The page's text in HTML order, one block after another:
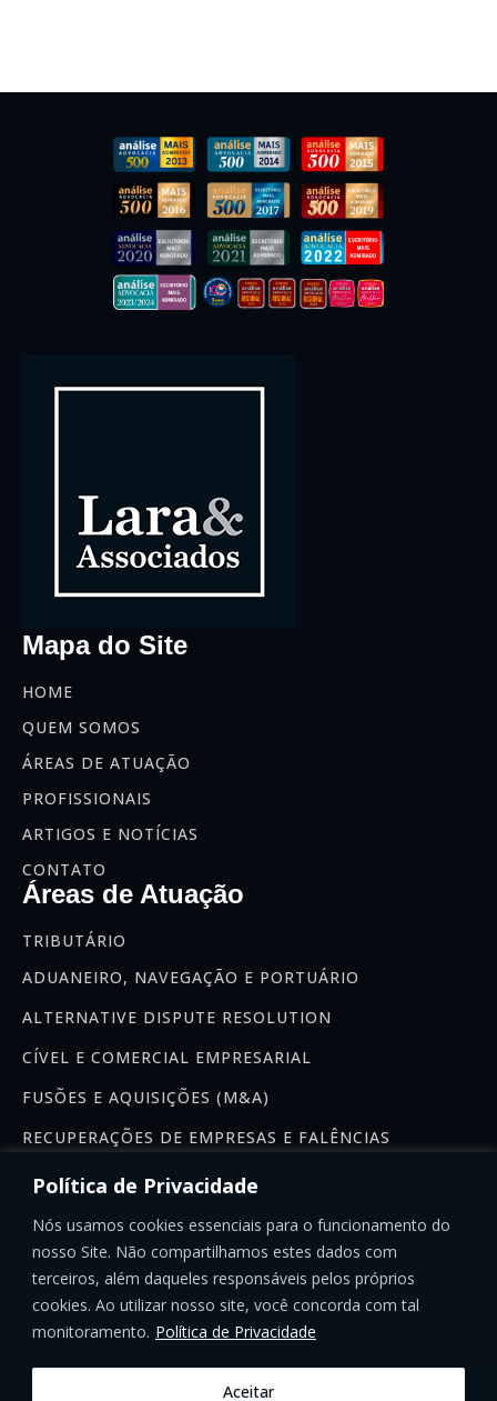
Política de Privacidade
Nós usamos cookies essenciais para o funcionamento do
nosso Site. Não compartilhamos estes dados com
terceiros, além daqueles responsáveis pelos próprios
cookies. Ao utilizar nosso site, você concorda com tal
monitoramento. Política de Privacidade
Aceitar
Mapa do Site
HOME
QUEM SOMOS
ÁREAS DE ATUAÇÃO
PROFISSIONAIS
ARTIGOS E NOTÍCIAS
CONTATO
Áreas de Atuação
TRIBUTÁRIO
ADUANEIRO, NAVEGAÇÃO E PORTUÁRIO
ALTERNATIVE DISPUTE RESOLUTION
CÍVEL E COMERCIAL EMPRESARIAL
FUSÕES E AQUISIÇÕES (M&A)
RECUPERAÇÕES DE EMPRESAS E FALÊNCIAS
Se inscreva na nossa newsletter:
INSCREVER-SE